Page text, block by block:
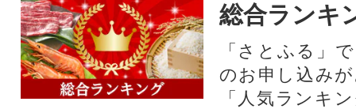
総合ランキ
「さとふる」
のお申し込み
「人気ランキ